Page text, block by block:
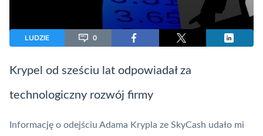
LUDZIE 0
Krypel od sześciu lat odpowiadał za
technologiczny rozwój firmy
Informację o odejściu Adama Krypla ze SkyCash udało mi